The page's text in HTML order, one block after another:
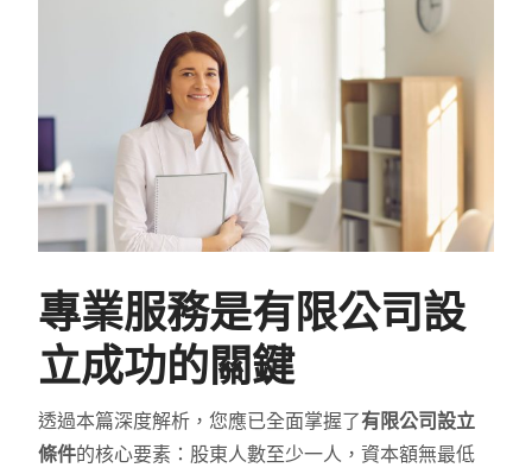
專業服務是有限公司設
立成功的關鍵
透過本篇深度解析，您應已全面掌握了有限公司設立
條件的核心要素：股東人數至少一人，資本額無最低